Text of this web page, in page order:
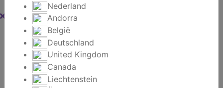
Instagram
Home /Producten getagged “Kaars”
Nederland
Andorra
België
Deutschland
United Kingdom
Canada
Liechtenstein